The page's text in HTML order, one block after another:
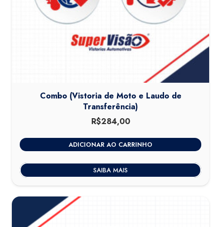
Combo (Vistoria de Moto e Laudo de
Transferência)
R$284,00
ADICIONAR AO CARRINHO
SAIBA MAIS